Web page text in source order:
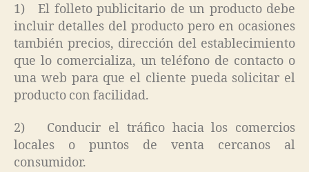
1) El folleto publicitario de un producto debe
incluir detalles del producto pero en ocasiones
también precios, dirección del establecimiento
que lo comercializa, un teléfono de contacto o
una web para que el cliente pueda solicitar el
producto con facilidad.
2) Conducir el tráfico hacia los comercios
locales o puntos de venta cercanos al
consumidor.